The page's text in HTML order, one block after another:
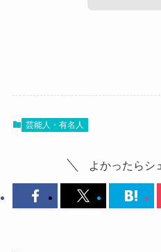
ょう！
れなさんの恋愛はどうな
結婚・彼氏情報について
芸能人・有名人
よかったらシ